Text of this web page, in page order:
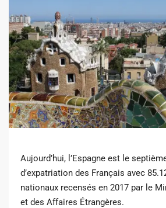
Aujourd’hui, l’Espagne est le
d’expatriation des Français avec
nationaux recensés en 2017 par le
et des Affaires Étrangères.